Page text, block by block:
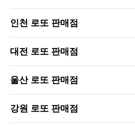
인천 로또 판매점
대전 로또 판매점
울산 로또 판매점
강원 로또 판매점